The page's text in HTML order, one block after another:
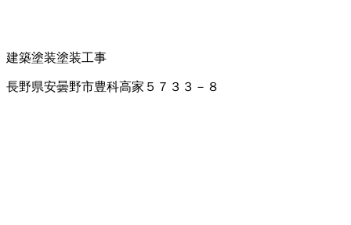
建築塗装塗装工事
長野県安曇野市豊科高家５７３３－８